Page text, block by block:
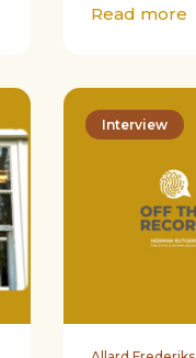
Read more
Interview